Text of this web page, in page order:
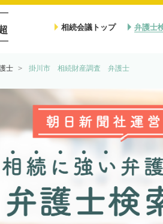
相続会議トップ 弁護士
士 掛川市 相続財産調査 弁護士